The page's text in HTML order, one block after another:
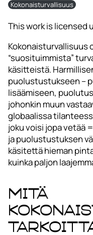
Kokonaisturvallisuus
This work is licensed
Kokonaisturvallisuus
“suosituimmista”
käsitteistä.
puolustustukseen –
lisäämiseen,
johonkin muun
globaalissa
joku voisi jopa vetää
ja puolustustuksen
käsitettä hieman
kuinka paljon
Mitä